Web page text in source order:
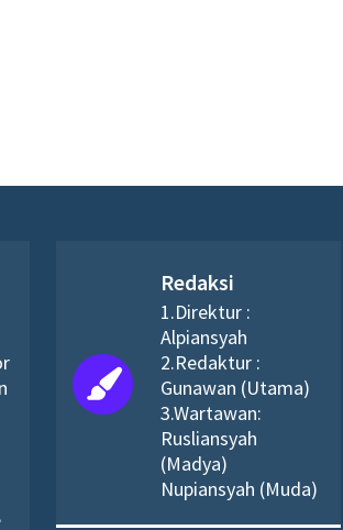
Redaksi
1.Direktur :
Alpiansyah
2.Redaktur :
Gunawan (Utama)
3.Wartawan:
Rusliansyah
(Madya)
Nupiansyah (Muda)